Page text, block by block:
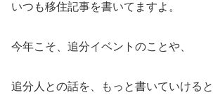
いつも移住記事を書いてますよ。
今年こそ、追分イベントのことや、
追分人との話を、もっと書いていけると